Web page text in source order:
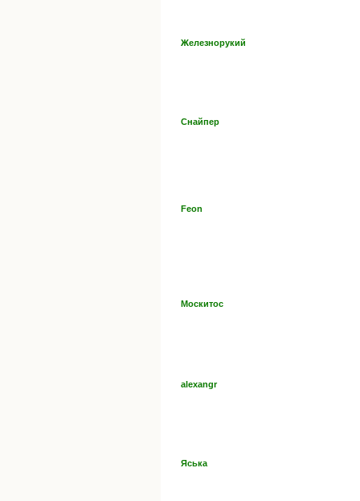
Железнорукий
Снайпер
Feon
Москитос
alexangr
Яська